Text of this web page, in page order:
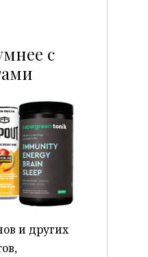
с
и других